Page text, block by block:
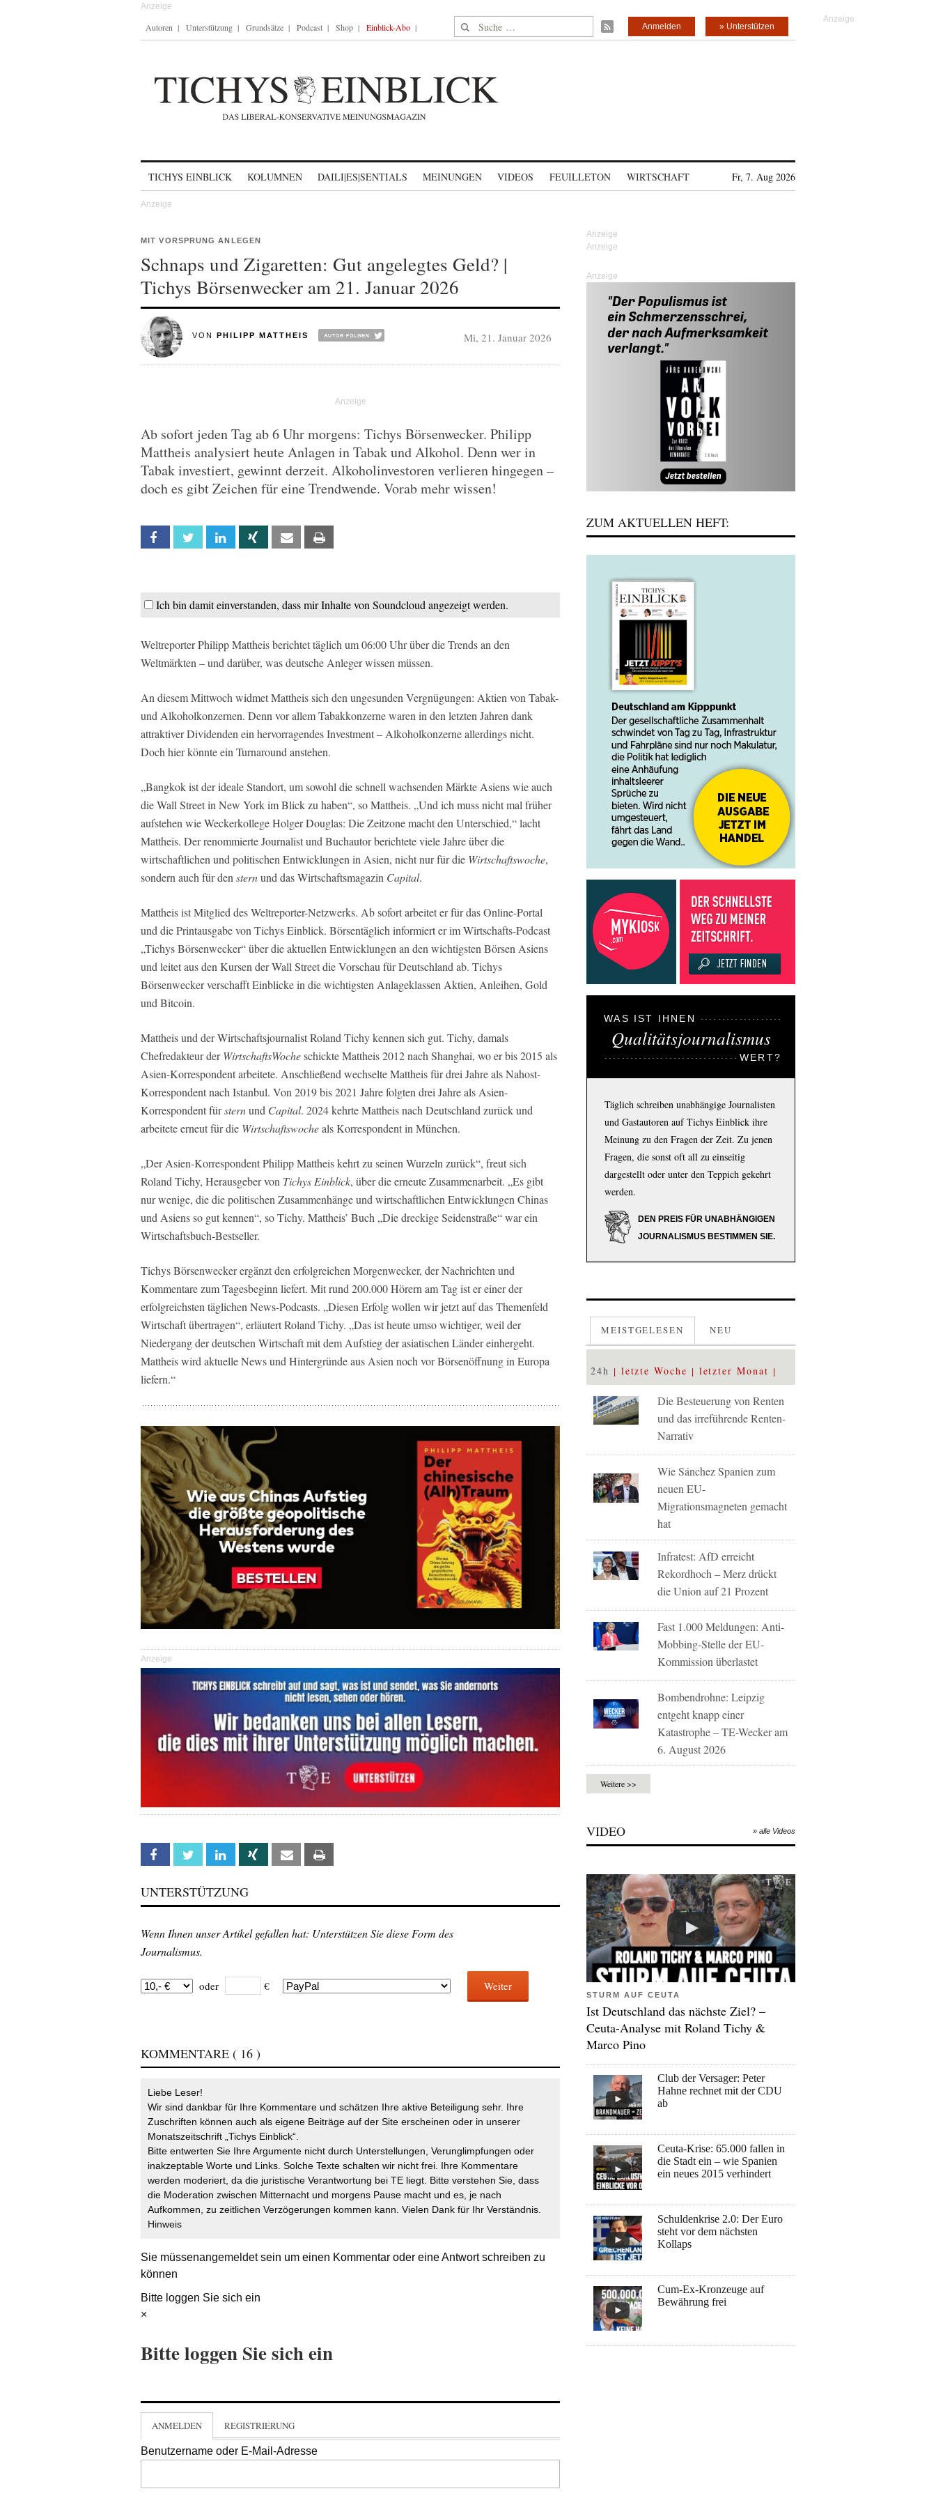
Autoren Unterstützung Grundsätze Podcast Shop Einblick-Abo Suche nach: » Unterstützen
Anmelden
TICHYS EINBLICK KOLUMNEN DAILI|ES|SENTIALS MEINUNGEN VIDEOS FEUILLETON WIRTSCHAFT Fr, 7. Aug 2026
MIT VORSPRUNG ANLEGEN
Schnaps und Zigaretten: Gut angelegtes Geld? |
Tichys Börsenwecker am 21. Januar 2026
VON PHILIPP MATTHEIS Mi, 21. Januar 2026
Ab sofort jeden Tag ab 6 Uhr morgens: Tichys Börsenwecker. Philipp
Mattheis analysiert heute Anlagen in Tabak und Alkohol. Denn wer in
Tabak investiert, gewinnt derzeit. Alkoholinvestoren verlieren hingegen –
doch es gibt Zeichen für eine Trendwende. Vorab mehr wissen!
Facebook Twitter Linkedin Xing Email
Ich bin damit einverstanden, dass mir Inhalte von Soundcloud angezeigt werden.
Weltreporter Philipp Mattheis berichtet täglich um 06:00 Uhr über die Trends an den
Weltmärkten – und darüber, was deutsche Anleger wissen müssen.
An diesem Mittwoch widmet Mattheis sich den ungesunden Vergnügungen: Aktien von Tabak-
und Alkoholkonzernen. Denn vor allem Tabakkonzerne waren in den letzten Jahren dank
attraktiver Dividenden ein hervorragendes Investment – Alkoholkonzerne allerdings nicht.
Doch hier könnte ein Turnaround anstehen.
„Bangkok ist der ideale Standort, um sowohl die schnell wachsenden Märkte Asiens wie auch
die Wall Street in New York im Blick zu haben“, so Mattheis. „Und ich muss nicht mal früher
aufstehen wie Weckerkollege Holger Douglas: Die Zeitzone macht den Unterschied,“ lacht
Mattheis. Der renommierte Journalist und Buchautor berichtete viele Jahre über die
wirtschaftlichen und politischen Entwicklungen in Asien, nicht nur für die Wirtschaftswoche,
sondern auch für den sternund das Wirtschaftsmagazin Capital.
Mattheis ist Mitglied des Weltreporter-Netzwerks. Ab sofort arbeitet er für das Online-Portal
und die Printausgabe von Tichys Einblick. Börsentäglich informiert er im Wirtschafts-Podcast
„Tichys Börsenwecker“ über die aktuellen Entwicklungen an den wichtigsten Börsen Asiens
und leitet aus den Kursen der Wall Street die Vorschau für Deutschland ab. Tichys
Börsenwecker verschafft Einblicke in die wichtigsten Anlageklassen Aktien, Anleihen, Gold
und Bitcoin.
Mattheis und der Wirtschaftsjournalist Roland Tichy kennen sich gut. Tichy, damals
Chefredakteur derWirtschaftsWocheschickte Mattheis 2012 nach Shanghai, wo er bis 2015 als
Asien-Korrespondent arbeitete. Anschließend wechselte Mattheis für drei Jahre als Nahost-
Korrespondent nach Istanbul. Von 2019 bis 2021 Jahre folgten drei Jahre als Asien-
Korrespondent fürsternund Capital. 2024 kehrte Mattheis nach Deutschland zurück und
arbeitete erneut für die Wirtschaftswocheals Korrespondent in München.
„Der Asien-Korrespondent Philipp Mattheis kehrt zu seinen Wurzeln zurück“, freut sich
Roland Tichy, Herausgeber von Tichys Einblick, über die erneute Zusammenarbeit. „Es gibt
nur wenige, die die politischen Zusammenhänge und wirtschaftlichen Entwicklungen Chinas
und Asiens so gut kennen“, so Tichy. Mattheis’ Buch „Die dreckige Seidenstraße“ war ein
Wirtschaftsbuch-Bestseller.
Tichys Börsenwecker ergänzt den erfolgreichen Morgenwecker, der Nachrichten und
Kommentare zum Tagesbeginn liefert. Mit rund 200.000 Hörern am Tag ist er einer der
erfolgreichsten täglichen News-Podcasts. „Diesen Erfolg wollen wir jetzt auf das Themenfeld
Wirtschaft übertragen“, erläutert Roland Tichy. „Das ist heute umso wichtiger, weil der
Niedergang der deutschen Wirtschaft mit dem Aufstieg der asiatischen Länder einhergeht.
Mattheis wird aktuelle News und Hintergründe aus Asien noch vor Börsenöffnung in Europa
liefern.“
Anzeige
Facebook Twitter Linkedin Xing Email
UNTERSTÜTZUNG
Wenn Ihnen unser Artikel gefallen hat: Unterstützen Sie diese Form des
Journalismus.
oder € Weiter
KOMMENTARE ( 16 )
Liebe Leser!
Wir sind dankbar für Ihre Kommentare und schätzen Ihre aktive Beteiligung sehr. Ihre
Zuschriften können auch als eigene Beiträge auf der Site erscheinen oder in unserer
Monatszeitschrift „Tichys Einblick“.
Bitte entwerten Sie Ihre Argumente nicht durch Unterstellungen, Verunglimpfungen oder
inakzeptable Worte und Links. Solche Texte schalten wir nicht frei. Ihre Kommentare
werden moderiert, da die juristische Verantwortung bei TE liegt. Bitte verstehen Sie, dass
die Moderation zwischen Mitternacht und morgens Pause macht und es, je nach
Aufkommen, zu zeitlichen Verzögerungen kommen kann. Vielen Dank für Ihr Verständnis.
Hinweis
Sie müssenangemeldetsein um einen Kommentar oder eine Antwort schreiben zu
können
Bitte loggen Sie sich ein
×
Bitte loggen Sie sich ein
ANMELDEN REGISTRIERUNG
Benutzername oder E-Mail-Adresse
Anzeige
ZUM AKTUELLEN HEFT:
WAS IST IHNEN
Qualitätsjournalismus
WERT?
Täglich schreiben unabhängige Journalisten
und Gastautoren auf Tichys Einblick ihre
Meinung zu den Fragen der Zeit. Zu jenen
Fragen, die sonst oft all zu einseitig
dargestellt oder unter den Teppich gekehrt
werden.
DEN PREIS FÜR UNABHÄNGIGEN
JOURNALISMUS BESTIMMEN SIE.
MEISTGELESEN NEU
24h letzte Woche letzter Monat
Die Besteuerung von Renten
und das irreführende Renten-
Narrativ
Wie Sánchez Spanien zum
neuen EU-
Migrationsmagneten gemacht
hat
Infratest: AfD erreicht
Rekordhoch – Merz drückt
die Union auf 21 Prozent
Fast 1.000 Meldungen: Anti-
Mobbing-Stelle der EU-
Kommission überlastet
Bombendrohne: Leipzig
entgeht knapp einer
Katastrophe – TE-Wecker am
6. August 2026
Weitere >>
VIDEO » alle Videos
STURM AUF CEUTA
Ist Deutschland das nächste Ziel? –
Ceuta-Analyse mit Roland Tichy &
Marco Pino
Club der Versager: Peter
Hahne rechnet mit der CDU
ab
Ceuta-Krise: 65.000 fallen in
die Stadt ein – wie Spanien
ein neues 2015 verhindert
Schuldenkrise 2.0: Der Euro
steht vor dem nächsten
Kollaps
Cum-Ex-Kronzeuge auf
Bewährung frei